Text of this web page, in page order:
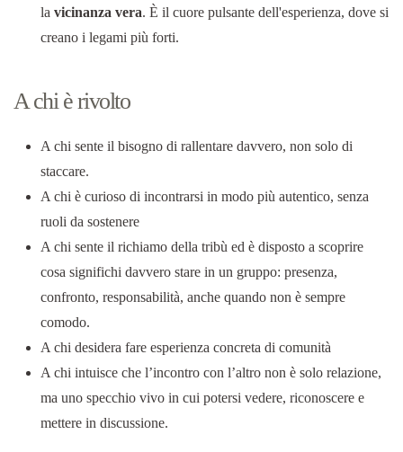
la vicinanza vera. È il cuore pulsante dell'esperienza, dove si
creano i legami più forti.
A chi è rivolto
A chi sente il bisogno di rallentare davvero, non solo di
staccare.
A chi è curioso di incontrarsi in modo più autentico, senza
ruoli da sostenere
A chi sente il richiamo della tribù ed è disposto a scoprire
cosa significhi davvero stare in un gruppo: presenza,
confronto, responsabilità, anche quando non è sempre
comodo.
A chi desidera fare esperienza concreta di comunità
A chi intuisce che l’incontro con l’altro non è solo relazione,
ma uno specchio vivo in cui potersi vedere, riconoscere e
mettere in discussione.